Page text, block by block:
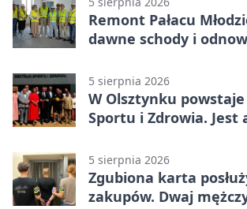
Remont Pałacu
dawne schody i
5 sierpnia 2026
W Olsztynku
Sportu i Zdrowia.
5 sierpnia 2026
Zgubiona karta
zakupów. Dwaj